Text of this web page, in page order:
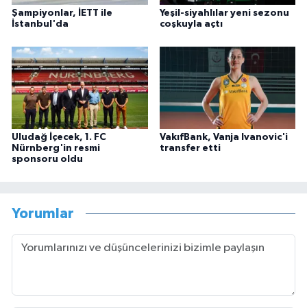
Şampiyonlar, İETT ile
İstanbul'da
Yeşil-siyahlılar yeni sezonu
coşkuyla açtı
Uludağ İçecek, 1. FC
Nürnberg'in resmi
sponsoru oldu
VakıfBank, Vanja Ivanovic'i
transfer etti
Yorumlar